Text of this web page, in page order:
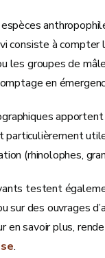
consiste à compter
les groupes de
en
apportent
particulièrement
(rhinolophes,
testent
sur des ouvrages
en savoir plus,
.